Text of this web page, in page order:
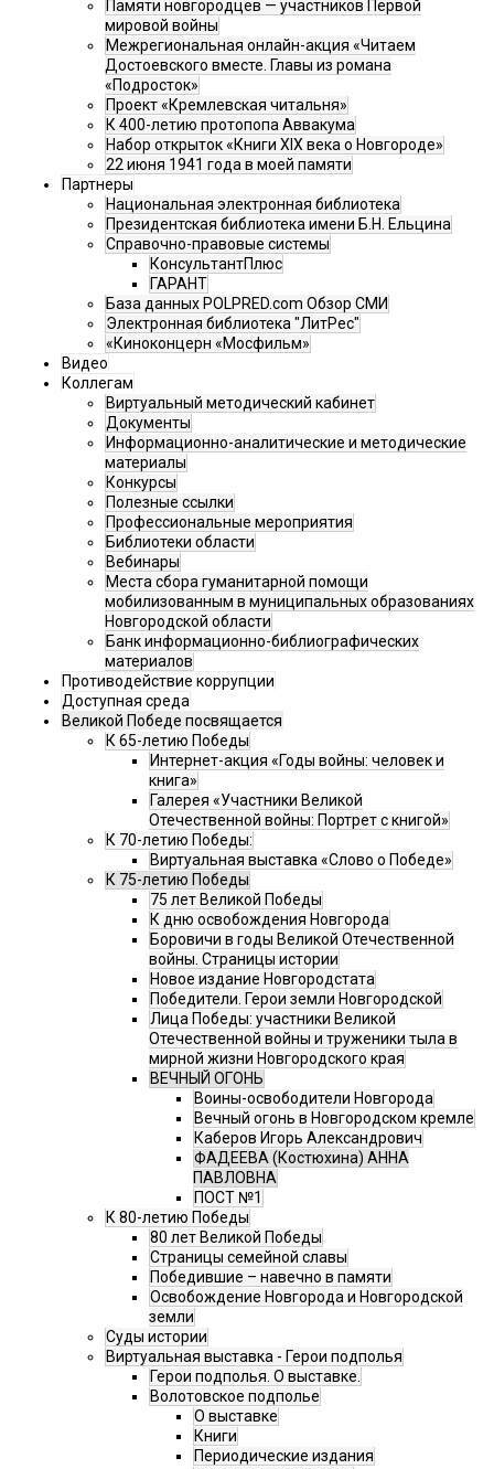
Памяти новгородцев — участников Первой
мировой войны
Межрегиональная онлайн-акция «Читаем
Достоевского вместе. Главы из романа
«Подросток»
Проект «Кремлевская читальня»
К 400-летию протопопа Аввакума
Набор открыток «Книги XIX века о Новгороде»
22 июня 1941 года в моей памяти
Партнеры
Национальная электронная библиотека
Президентская библиотека имени Б.Н. Ельцина
Справочно-правовые системы
КонсультантПлюс
ГАРАНТ
База данных POLPRED.com Обзор СМИ
Электронная библиотека "ЛитРес"
«Киноконцерн «Мосфильм»
Видео
Коллегам
Виртуальный методический кабинет
Документы
Информационно-аналитические и методические
материалы
Конкурсы
Полезные ссылки
Профессиональные мероприятия
Библиотеки области
Вебинары
Места сбора гуманитарной помощи
мобилизованным в муниципальных образованиях
Новгородской области
Банк информационно-библиографических
материалов
Противодействие коррупции
Доступная среда
Великой Победе посвящается
К 65-летию Победы
Интернет-акция «Годы войны: человек и
книга»
Галерея «Участники Великой
Отечественной войны: Портрет с книгой»
К 70-летию Победы:
Виртуальная выставка «Слово о Победе»
К 75-летию Победы
75 лет Великой Победы
К дню освобождения Новгорода
Боровичи в годы Великой Отечественной
войны. Страницы истории
Новое издание Новгородстата
Победители. Герои земли Новгородской
Лица Победы: участники Великой
Отечественной войны и труженики тыла в
мирной жизни Новгородского края
ВЕЧНЫЙ ОГОНЬ
Воины-освободители Новгорода
Вечный огонь в Новгородском кремле
Каберов Игорь Александрович
ФАДЕЕВА (Костюхина) АННА
ПАВЛОВНА
ПОСТ №1
К 80-летию Победы
80 лет Великой Победы
Страницы семейной славы
Победившие – навечно в памяти
Освобождение Новгорода и Новгородской
земли
Суды истории
Виртуальная выставка - Герои подполья
Герои подполья. О выставке.
Волотовское подполье
О выставке
Книги
Периодические издания